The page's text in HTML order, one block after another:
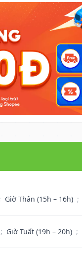
; Giờ Thân (15h – 16h) ;
; Giờ Tuất (19h – 20h) ;